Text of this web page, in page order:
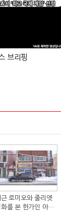
브리핑
근 로미오와 줄리엣
화를 본 한가인 아들